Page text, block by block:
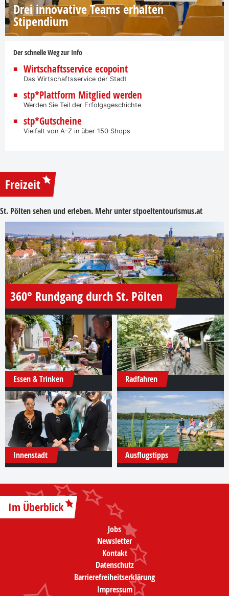
Drei innovative Teams erhalten
Stipendium
Der schnelle Weg zur Info
Wirtschaftsservice ecopoint
Das Wirtschaftsservice der Stadt
stp*Plattform Mitglied werden
Werden Sie Teil der Erfolgsgeschichte
stp*Gutscheine
Vielfalt von A-Z in über 150 Shops
Freizeit
St. Pölten sehen und erleben. Mehr unterstpoeltentourismus.at
360° Rundgang durch St. Pölten
Essen & Trinken Radfahren
Innenstadt Ausflugstipps
Im Überblick
Jobs
Newsletter
Kontakt
Datenschutz
Barrierefreiheitserklärung
Impressum